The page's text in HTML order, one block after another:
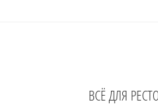
ВСЁ ДЛЯ